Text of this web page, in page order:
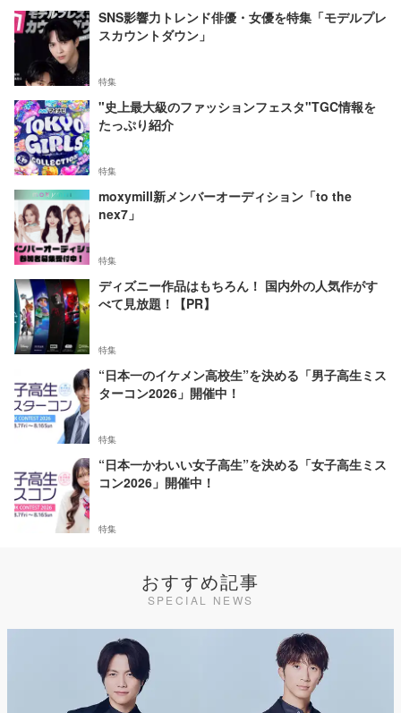
SNS影響力トレンド俳優・女優を特集「モデルプレ
スカウントダウン」
特集
"史上最大級のファッションフェスタ"TGC情報を
たっぷり紹介
特集
moxymill新メンバーオーディション「to the
nex7」
特集
ディズニー作品はもちろん！ 国内外の人気作がす
べて見放題！【PR】
特集
“日本一のイケメン高校生”を決める「男子高生ミス
ターコン2026」開催中！
特集
“日本一かわいい女子高生”を決める「女子高生ミス
コン2026」開催中！
特集
おすすめ記事
SPECIAL NEWS